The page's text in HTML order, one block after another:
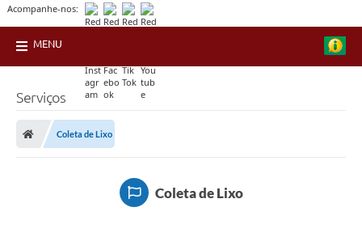
Acompanhe-nos:
MENU
Serviços
Coleta de Lixo
Coleta de Lixo